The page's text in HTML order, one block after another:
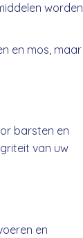
worden
en mos, maar
barsten en
van uw
en